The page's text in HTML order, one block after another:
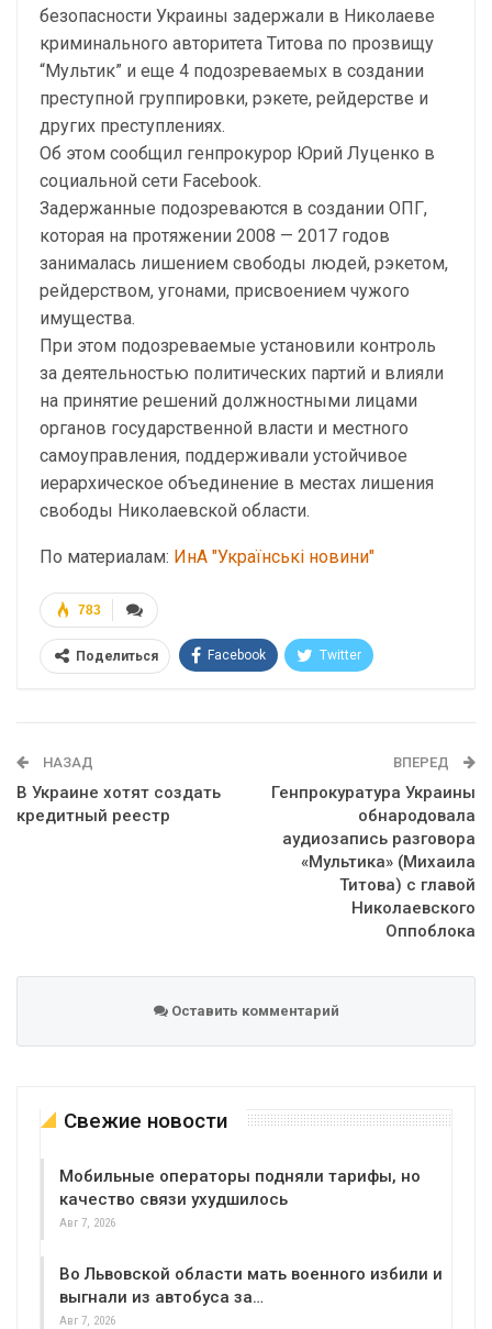
безопасности Украины задержали в Николаеве
криминального авторитета Титова по прозвищу
“Мультик” и еще 4 подозреваемых в создании
преступной группировки, рэкете, рейдерстве и
других преступлениях.
Об этом сообщил генпрокурор Юрий Луценко в
социальной сети Facebook.
Задержанные подозреваются в создании ОПГ,
которая на протяжении 2008 — 2017 годов
занималась лишением свободы людей, рэкетом,
рейдерством, угонами, присвоением чужого
имущества.
При этом подозреваемые установили контроль
за деятельностью политических партий и влияли
на принятие решений должностными лицами
органов государственной власти и местного
самоуправления, поддерживали устойчивое
иерархическое объединение в местах лишения
свободы Николаевской области.
По материалам: ИнА "Українські новини"
783
Поделиться Facebook Twitter
НАЗАД
В Украине хотят создать
кредитный реестр
ВПЕРЕД
Генпрокуратура Украины
обнародовала
аудиозапись разговора
«Мультика» (Михаила
Титова) с главой
Николаевского
Оппоблока
Оставить комментарий
Свежие новости
Мобильные операторы подняли тарифы, но
качество связи ухудшилось
Авг 7, 2026
Во Львовской области мать военного избили и
выгнали из автобуса за…
Авг 7, 2026